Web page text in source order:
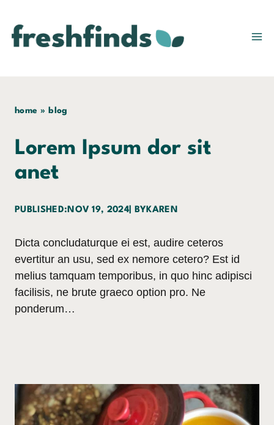
content
home » blog
Lorem Ipsum dor sit
anet
PUBLISHED: NOV 19, 2024 | BY KAREN
Dicta concludaturque ei est, audire ceteros
evertitur an usu, sed ex nemore cetero? Est id
melius tamquam temporibus, in quo hinc adipisci
facilisis, ne brute graeco option pro. Ne
ponderum…